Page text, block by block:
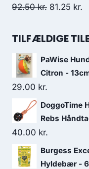
var:
er:
92.50kr. Den
pris
92.50 kr..
81.25 kr.
TILFÆLDIGE
PaWise
Citron -
29.00 kr.
DoggoTime
Rebs
40.00 kr.
Burgess
Hyldebær -